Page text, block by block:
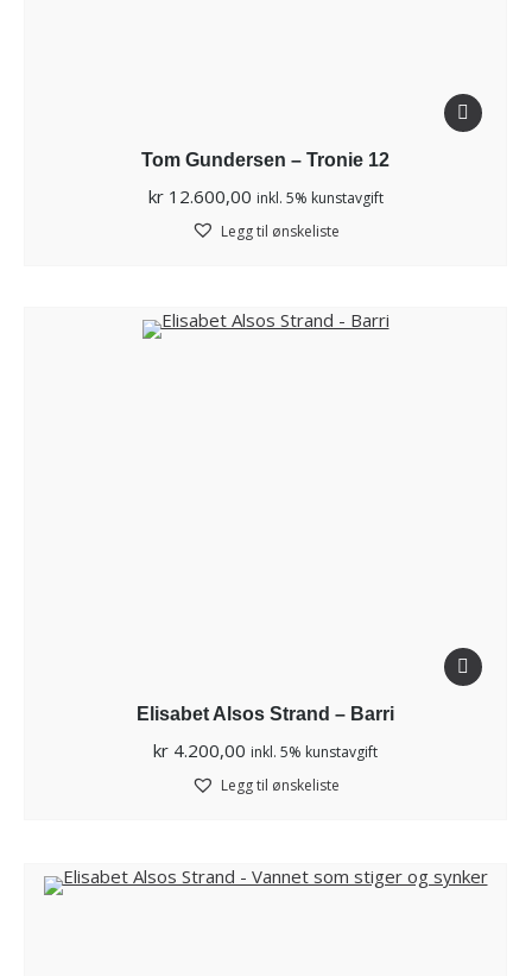
Tom Gundersen – Tronie 12
kr12.600,00 inkl. 5% kunstavgift
Legg til ønskeliste
Elisabet Alsos Strand – Barri
kr 4.200,00 inkl. 5% kunstavgift
Legg til ønskeliste